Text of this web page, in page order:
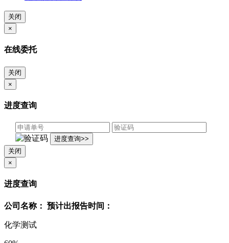
关闭
×
在线委托
关闭
×
进度查询
关闭
×
进度查询
公司名称： 预计出报告时间：
化学测试